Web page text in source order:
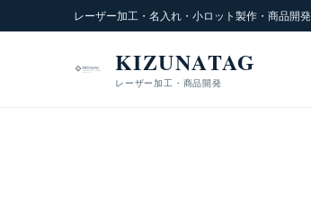
レーザー加工・名入れ・小ロット製作・商品開発
KIZUNATAG
レーザー加工・商品開発